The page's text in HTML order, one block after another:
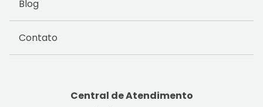
Blog
Contato
Central de Atendimento